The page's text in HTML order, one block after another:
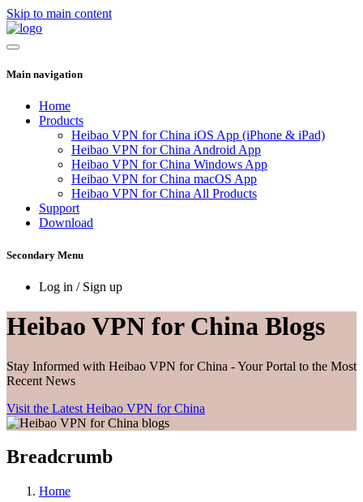
Skip to main content
Main navigation
Home
Products
Heibao VPN for China iOS App (iPhone & iPad)
Heibao VPN for China Android App
Heibao VPN for China Windows App
Heibao VPN for China macOS App
Heibao VPN for China All Products
Support
Download
Secondary Menu
Log in / Sign up
Heibao VPN for China Blogs
Stay Informed with Heibao VPN for China - Your Portal to the Most
Recent News
Visit the Latest Heibao VPN for China
Breadcrumb
Home